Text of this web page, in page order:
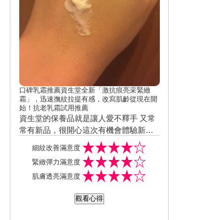
口碑乳霜推薦資生堂全新「激抗痕亮采緊緻
霜」，迅速撫紋拉提有感，改寫肌齡從現在開
始！抗老乳霜試用推薦
資生堂的保養品就是讓人愛不釋手 又常
常有新品，很開心這次有機會體驗新上
市的抗老乳霜 激抗痕亮采緊緻霜（豐潤
版） 到了一定年紀開始擔心細紋肌膚鬆
弛 這時候抗老保養品特別重要 激抗痕亮
采緊緻霜質地適中 對於我是混合肌偏乾
還算滿快吸收，臉上有些潤澤感 但不會
細紋改善滿意度
緊緻彈力滿意度
肌膚透亮滿意度
觀看心得